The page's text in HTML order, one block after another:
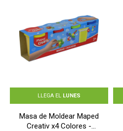
LLEGA EL LUNES
Masa de Moldear Maped
Creativ x4 Colores -